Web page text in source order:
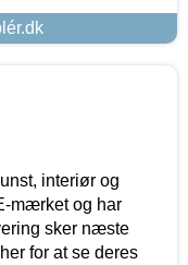
interiør og
mærket og har
sker næste
for at se deres